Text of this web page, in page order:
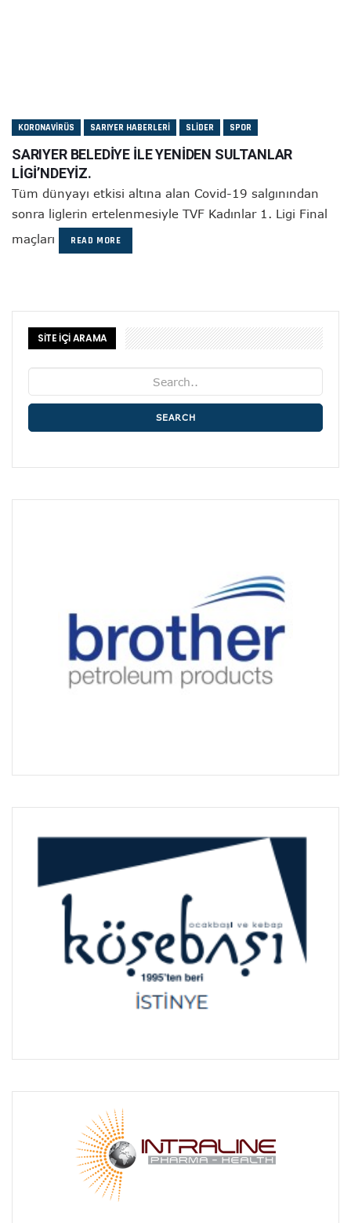
KORONAVIRÜS SARIYER HABERLERI SLIDER SPOR
SARIYER BELEDİYE İLE YENİDEN SULTANLAR
LİGİ’NDEYİZ.
Tüm dünyayı etkisi altına alan Covid-19 salgınından
sonra liglerin ertelenmesiyle TVF Kadınlar 1. Ligi Final
maçları
READ MORE
SİTE İÇİ ARAMA
SEARCH